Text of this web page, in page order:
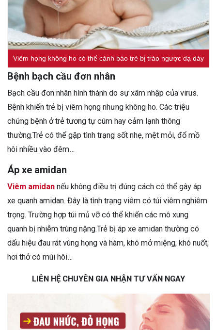
Viêm họng không ho có thể cảnh báo trẻ bị trào ngược dạ dày
Bệnh bạch cầu đơn nhân
Bạch cầu đơn nhân hình thành do sự xâm nhập của virus.
Bệnh khiến trẻ bị viêm họng nhưng không ho. Các triệu
chứng bệnh ở trẻ tương tự cúm hay cảm lạnh thông
thường.Trẻ có thể gặp tình trạng sốt nhẹ, mệt mỏi, đổ mồ
hôi nhiều vào đêm…
Áp xe amidan
Viêm amidan nếu không điều trị đúng cách có thể gây áp
xe quanh amidan. Đây là tình trạng viêm có túi viêm nghiêm
trọng. Trường hợp túi mủ vỡ có thể khiến các mô xung
quanh bị nhiễm trùng nặng.Trẻ bị áp xe amidan thường có
dấu hiệu đau rát vùng họng và hàm, khó mở miệng, khó nuốt,
hơi thở có mùi hôi…
LIÊN HỆ CHUYÊN GIA NHẬN TƯ VẤN NGAY